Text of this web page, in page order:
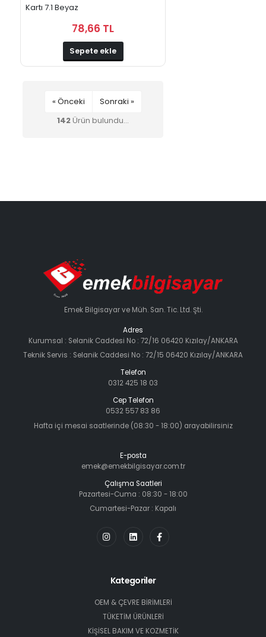
Kartı 7.1 Beyaz
78,66 TL
Sepete ekle
« Önceki
Sonraki »
142Ürün bulundu...
Emek Bilgisayar ve Müh. San. Tic. Ltd. Şti.
Adres
Kurumsal : Selanik Caddesi No : 72/16 06420 Kızılay/ANKARA
Teknik Servis : Selanik Caddesi No : 72/15 06420 Kızılay/ANKARA
Telefon
0312 425 18 03
Cep Telefon
0532 557 83 86
Hafta içi mesai saatlerinde (08:30 - 18:00) arayabilirsiniz
E-posta
emek@emekbilgisayar.com.tr
Çalışma Saatleri
Pazartesi-Cuma : 08:30 - 18:00
Cumartesi-Pazar : Kapalı
Kategoriler
OEM & ÇEVRE BİRİMLERİ
TÜKETİM ÜRÜNLERİ
KİŞİSEL BAKIM VE KOZMETİK